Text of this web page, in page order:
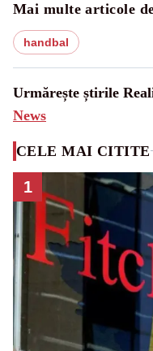
Mai multe articole
handbal
Urmărește știrile
News
CELE MAI CITITE
1